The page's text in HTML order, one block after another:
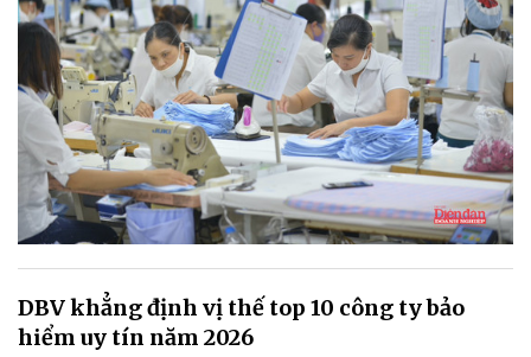
DBV khẳng định vị thế top 10 công ty bảo
hiểm uy tín năm 2026